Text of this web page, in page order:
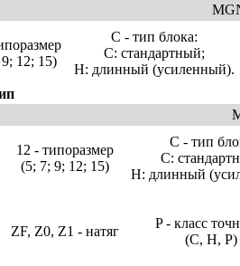
12; 15)
С - тип блока:
С: стандартный;
H: длинный (усиленный).
12 - типоразмер
(5; 7; 9; 12; 15)
С - тип
С:
H: длинный
ZF, Z0, Z1 - натяг
P - класс
(C, H, P)